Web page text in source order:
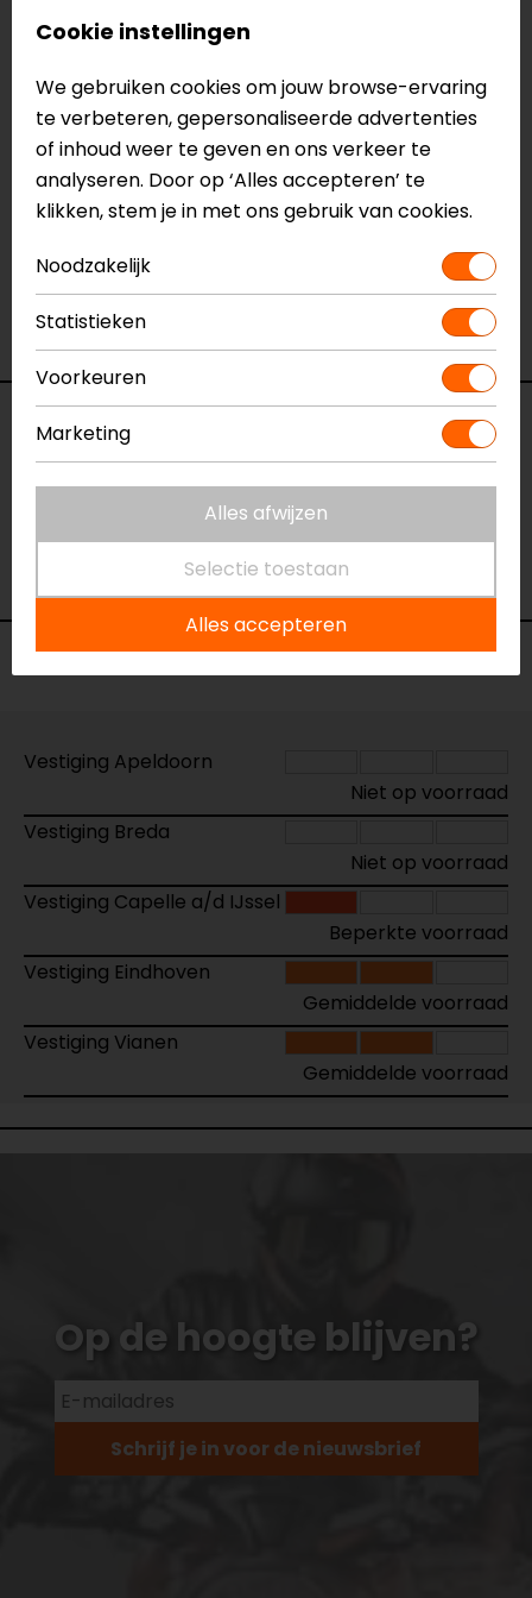
Maat M voor telefoons tot 6,1 inch
Meer informatie nodig?
Heb je meer informatie nodig over dit product?
Neem dancontactmet ons op of kom langs in één
vanonze winkelsin Breda, Capelle aan den IJssel,
het product bekijken & passen en staan onze
verkoopmedewerkers voor je klaar met advies.
Bekijk ook onze andere
Specificaties
Naam
Magnetic Flip Cover SPC+ M
Merk
SP Connect
Voorraad
Vestiging Apeldoorn
Niet op voorraad
Vestiging Breda
Niet op voorraad
Vestiging Capelle a/d IJssel
Beperkte voorraad
Vestiging Eindhoven
Gemiddelde voorraad
Vestiging Vianen
Gemiddelde voorraad
Op de hoogte blijven?
Schrijf je in voor de nieuwsbrief
Cookie instellingen
We gebruiken cookies om jouw browse-ervaring
te verbeteren, gepersonaliseerde advertenties
of inhoud weer te geven en ons verkeer te
analyseren. Door op ‘Alles accepteren’ te
klikken, stem je in met ons gebruik van cookies.
Noodzakelijk
Statistieken
Voorkeuren
Marketing
Alles afwijzen
Selectie toestaan
Alles accepteren